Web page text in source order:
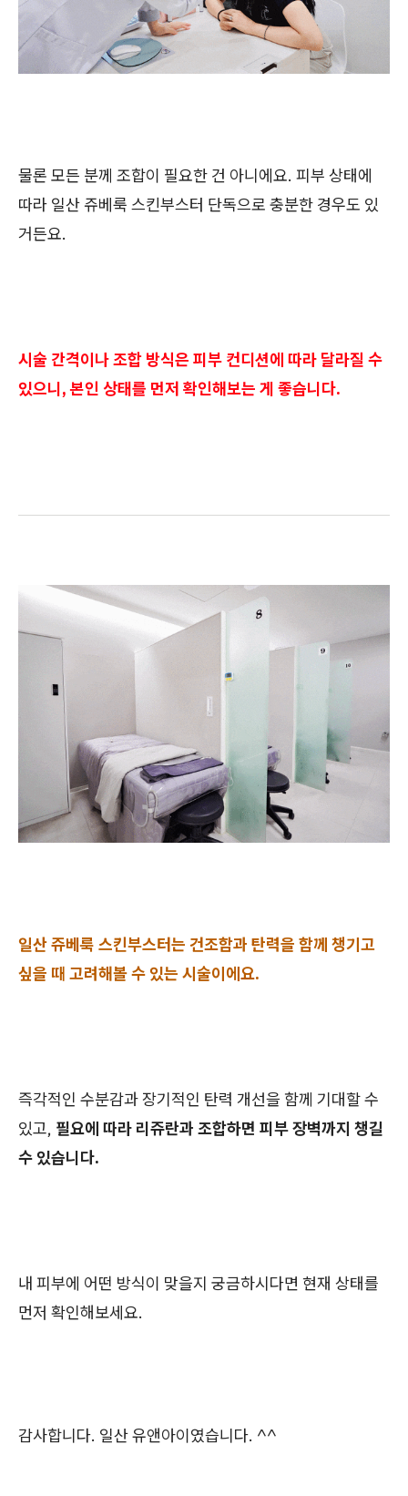
물론 모든 분께 조합이 필요한 건 아니에요. 피부 상태에
따라 일산 쥬베룩 스킨부스터 단독으로 충분한 경우도 있
거든요.
시술 간격이나 조합 방식은 피부 컨디션에 따라 달라질 수
있으니, 본인 상태를 먼저 확인해보는 게 좋습니다.
일산 쥬베룩 스킨부스터는 건조함과 탄력을 함께 챙기고
싶을 때 고려해볼 수 있는 시술이에요.
즉각적인 수분감과 장기적인 탄력 개선을 함께 기대할 수
있고, 필요에 따라 리쥬란과 조합하면 피부 장벽까지 챙길
수 있습니다.
내 피부에 어떤 방식이 맞을지 궁금하시다면 현재 상태를
먼저 확인해보세요.
감사합니다. 일산 유앤아이였습니다. ^^